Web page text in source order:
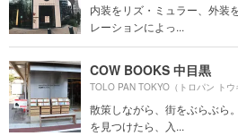
内装をリズ・ミュラー、外装
レーションによっ...
COW BOOKS 中目黒
TOLO PAN TOKYO（トロパン ト
散策しながら、街をぶらぶら
を見つけたら、入...